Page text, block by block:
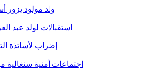
ولد مولود يزور
استقبالات لولد عبد
إضراب لأساتذة
اجتماعات أمنية سنغالية